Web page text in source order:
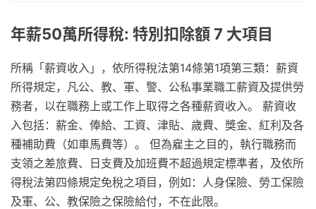
年薪50萬所得稅: 特別扣除額 7 大項目
所稱「薪資收入」，依所得稅法第14條第1項第三類：薪資
所得規定，凡公、教、軍、警、公私事業職工薪資及提供勞
務者，以在職務上或工作上取得之各種薪資收入。 薪資收
入包括：薪金、俸給、工資、津貼、歲費、獎金、紅利及各
種補助費（如車馬費等）。 但為雇主之目的，執行職務而
支領之差旅費、日支費及加班費不超過規定標準者，及依所
得稅法第四條規定免稅之項目，例如：人身保險、勞工保險
及軍、公、教保險之保險給付，不在此限。